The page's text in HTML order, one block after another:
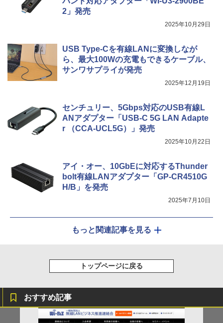
2」発売
2025年10月29日
USB Type-Cを有線LANに変換しなが
ら、最大100Wの充電もできるケーブル、
サンワサプライが発売
2025年12月19日
センチュリー、5Gbps対応のUSB有線L
ANアダプター「USB-C 5G LAN Adapte
r （CCA-UCL5G）」発売
2025年10月22日
アイ・オー、10GbEに対応するThunder
bolt有線LANアダプター「GP-CR4510G
H/B」を発売
2025年7月10日
もっと関連記事を見る
トップページに戻る
おすすめ記事